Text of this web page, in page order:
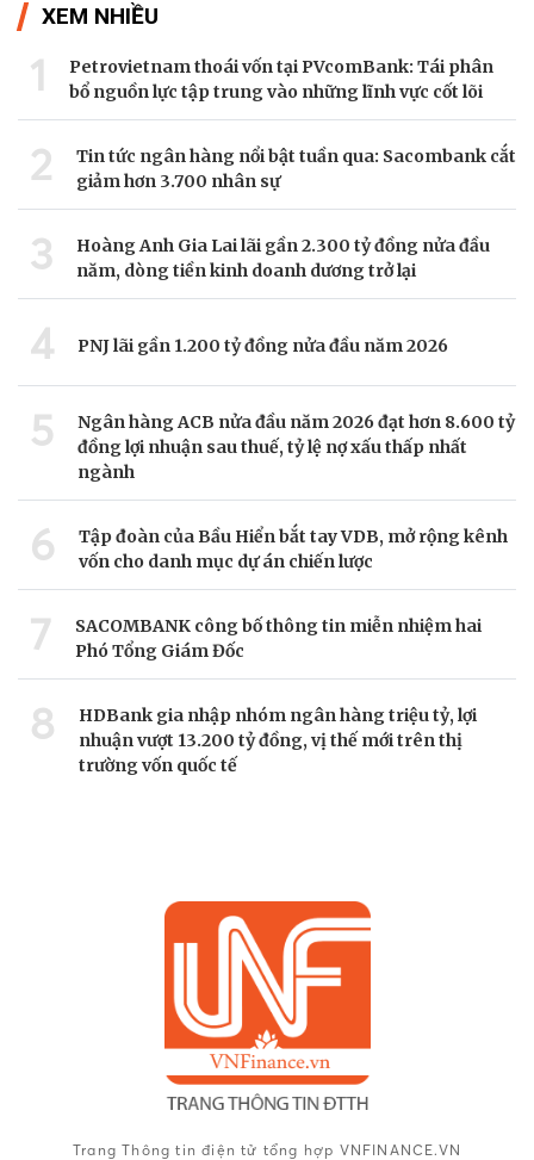
XEM NHIỀU
1
Petrovietnam thoái vốn tại PVcomBank: Tái phân
bổ nguồn lực tập trung vào những lĩnh vực cốt lõi
2
Tin tức ngân hàng nổi bật tuần qua: Sacombank cắt
giảm hơn 3.700 nhân sự
3
Hoàng Anh Gia Lai lãi gần 2.300 tỷ đồng nửa đầu
năm, dòng tiền kinh doanh dương trở lại
4 PNJ lãi gần 1.200 tỷ đồng nửa đầu năm 2026
5
Ngân hàng ACB nửa đầu năm 2026 đạt hơn 8.600 tỷ
đồng lợi nhuận sau thuế, tỷ lệ nợ xấu thấp nhất
ngành
6
Tập đoàn của Bầu Hiển bắt tay VDB, mở rộng kênh
vốn cho danh mục dự án chiến lược
7
SACOMBANK công bố thông tin miễn nhiệm hai
Phó Tổng Giám Đốc
8
HDBank gia nhập nhóm ngân hàng triệu tỷ, lợi
nhuận vượt 13.200 tỷ đồng, vị thế mới trên thị
trường vốn quốc tế
Trang Thông tin điện tử tổng hợp VNFINANCE.VN